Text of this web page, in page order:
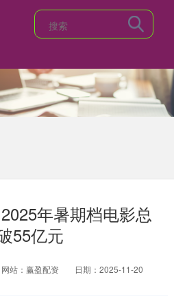
年暑期档电影总
55亿元
网站：赢盈配资
日期：2025-11-20